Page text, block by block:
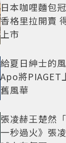
日本咖哩麵包
香格里拉開賣
上市
給夏日紳士的
Apo將PIAGET
舊風華
張凌赫王楚然
一秒過火》張